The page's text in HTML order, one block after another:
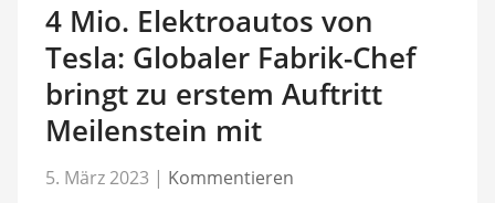
4 Mio. Elektroautos von
Tesla: Globaler Fabrik-Chef
bringt zu erstem Auftritt
Meilenstein mit
5. März 2023 | Kommentieren